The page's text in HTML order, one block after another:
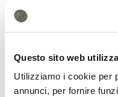
Questo sito web
Utilizziamo i cookie per
annunci, per fornire
valore identitario
ai Comuni sotto